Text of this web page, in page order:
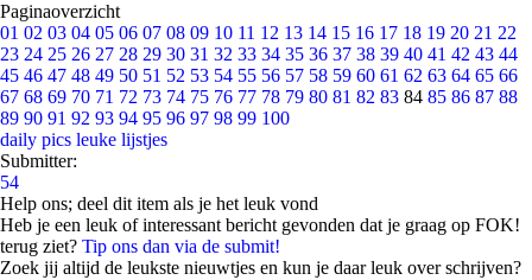
Paginaoverzicht
01 02 03 04 05 06 07 08 09 10 11 12 13 14 15 16 17 18 19 20 21 22
23 24 25 26 27 28 29 30 31 32 33 34 35 36 37 38 39 40 41 42 43 44
45 46 47 48 49 50 51 52 53 54 55 56 57 58 59 60 61 62 63 64 65 66
67 68 69 70 71 72 73 74 75 76 77 78 79 80 81 82 83 84 85 86 87 88
89 90 91 92 93 94 95 96 97 98 99 100
daily pics leuke lijstjes
Submitter:
54
Help ons; deel dit item als je het leuk vond
Heb je een leuk of interessant bericht gevonden dat je graag op FOK!
terug ziet? Tip ons dan via de submit!
Zoek jij altijd de leukste nieuwtjes en kun je daar leuk over schrijven?